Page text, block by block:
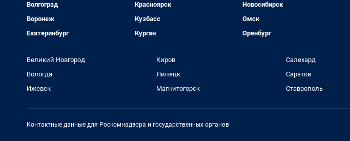
Волгоград
Воронеж
Екатеринбург
Красноярск
Кузбасс
Курган
Новосибирск
Омск
Оренбург
Великий Новгород
Вологда
Ижевск
Киров
Липецк
Магнитогорск
Салехард
Саратов
Ставрополь
Контактные данные для Роскомнадзора и государственных органов